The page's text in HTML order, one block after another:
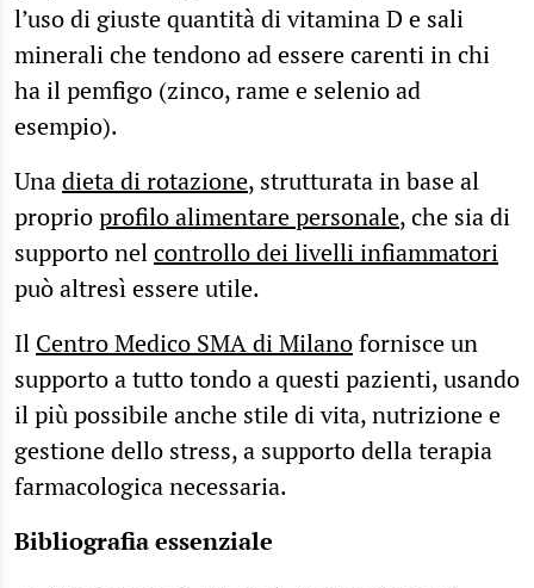
l’uso di giuste quantità di vitamina D e sali
minerali che tendono ad essere carenti in chi
ha il pemfigo (zinco, rame e selenio ad
esempio).
Unadieta di rotazione, strutturata in base al
proprioprofilo alimentare personale, che sia di
supporto nelcontrollo dei livelli infiammatori
può altresì essere utile.
Il Centro Medico SMA di Milanofornisce un
supporto a tutto tondo a questi pazienti, usando
il più possibile anche stile di vita, nutrizione e
gestione dello stress, a supporto della terapia
farmacologica necessaria.
Bibliografia essenziale